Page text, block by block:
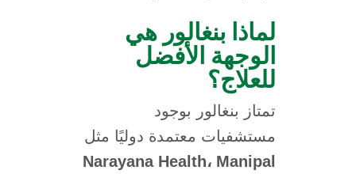
لماذا بنغالور هي
الوجهة الأفضل
للعلاج؟
تمتاز بنغالور بوجود
مستشفيات معتمدة دوليًا مثل
Narayana Health، Manipal